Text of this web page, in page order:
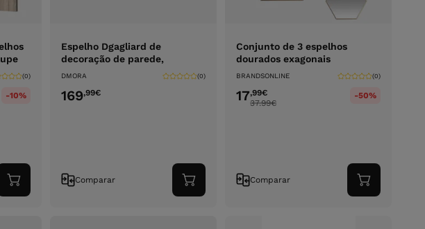
(0)
-10%
Adicionar
ao
Espelho Dgagliard de
decoração de parede,
DMORA (0)
169,99€
Comparar
Adicionar
ao
Conjunto de 3 espelhos
dourados exagonais
BRANDSONLINE (0)
17,99€
37.99€
-50%
Comparar
Adicionar
ao